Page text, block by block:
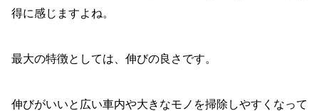
得に感じますよね。
最大の特徴としては、伸びの良さです。
伸びがいいと広い車内や大きなモノを掃除しやすくなって